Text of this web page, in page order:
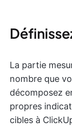
La partie
nombre que
décomposez
propres
cibles à